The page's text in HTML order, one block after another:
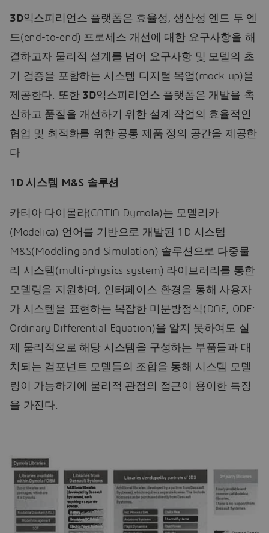
3D익스피리언스 플랫폼은 효율성, 생산성 엔드 투 엔
드(end-to-end) 프로세스 개선에 대한 요구사항을 해
결하고자 물리적 설계를 넘어 요구사항 및 모델의 초
기 검증을 포함하는 시스템 디지털 목업(mock-up)을
제공한다. 또한 3D익스피리언스 플랫폼은 개발을 촉
진하고 품질을 개선하기 위한 설계 작업의 효율적인
협업 및 최적화를 위한 공통 제품 정의 공간을 제공한
다.
1D 시스템 M&S 솔루션
카티아 다이몰라(CATIA Dymola)는 모델리카
(Modelica) 언어를 기반으로 개발된 1D 시스템
M&S(Modeling and Simulation) 솔루션으로 다중물
리 시스템(multi-physics system) 라이브러리를 통한
모델링을 지원하며, 인터페이스 환경을 통해 사용자
가 시스템을 표현하는 복잡한 미분방정식(DAE, ODE:
Ordinary Differential Equation)을 알지 못하여도 실
제 물리적으로 해당 시스템을 구성하는 부품들과 대
치되는 컴포넌트 모델들의 조합을 통해 시스템 모델
링이 가능하기에 물리적 관점의 접근이 용이한 특징
을 가진다.